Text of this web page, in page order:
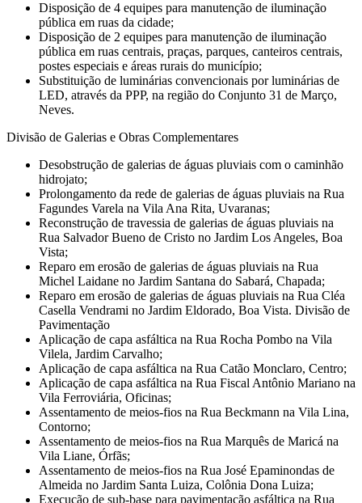
Disposição de 4 equipes para manutenção de iluminação
pública em ruas da cidade;
Disposição de 2 equipes para manutenção de iluminação
pública em ruas centrais, praças, parques, canteiros centrais,
postes especiais e áreas rurais do município;
Substituição de luminárias convencionais por luminárias de
LED, através da PPP, na região do Conjunto 31 de Março,
Neves.
Divisão de Galerias e Obras Complementares
Desobstrução de galerias de águas pluviais com o caminhão
hidrojato;
Prolongamento da rede de galerias de águas pluviais na Rua
Fagundes Varela na Vila Ana Rita, Uvaranas;
Reconstrução de travessia de galerias de águas pluviais na
Rua Salvador Bueno de Cristo no Jardim Los Angeles, Boa
Vista;
Reparo em erosão de galerias de águas pluviais na Rua
Michel Laidane no Jardim Santana do Sabará, Chapada;
Reparo em erosão de galerias de águas pluviais na Rua Cléa
Casella Vendrami no Jardim Eldorado, Boa Vista. Divisão de
Pavimentação
Aplicação de capa asfáltica na Rua Rocha Pombo na Vila
Vilela, Jardim Carvalho;
Aplicação de capa asfáltica na Rua Catão Monclaro, Centro;
Aplicação de capa asfáltica na Rua Fiscal Antônio Mariano na
Vila Ferroviária, Oficinas;
Assentamento de meios-fios na Rua Beckmann na Vila Lina,
Contorno;
Assentamento de meios-fios na Rua Marquês de Maricá na
Vila Liane, Órfãs;
Assentamento de meios-fios na Rua José Epaminondas de
Almeida no Jardim Santa Luiza, Colônia Dona Luiza;
Execução de sub-base para pavimentação asfáltica na Rua